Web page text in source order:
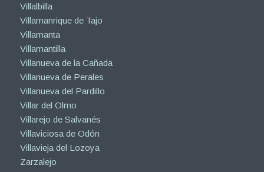
Villalbilla
Villamanrique de Tajo
Villamanta
Villamantilla
Villanueva de la Cañada
Villanueva de Perales
Villanueva del Pardillo
Villar del Olmo
Villarejo de Salvanés
Villaviciosa de Odón
Villavieja del Lozoya
Zarzalejo